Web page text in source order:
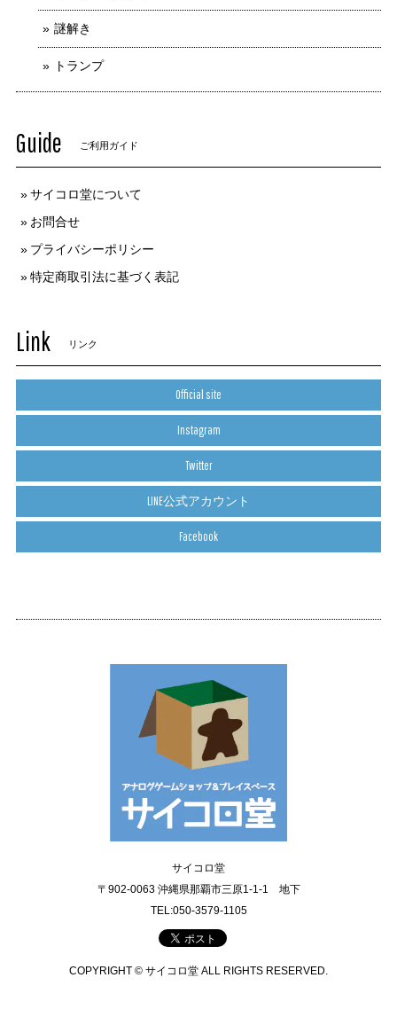
謎解き
トランプ
Guide ご利用ガイド
サイコロ堂について
お問合せ
プライバシーポリシー
特定商取引法に基づく表記
Link リンク
Official site
Instagram
Twitter
LINE公式アカウント
Facebook
サイコロ堂
〒902-0063 沖縄県那覇市三原1-1-1 地下
TEL:050-3579-1105
COPYRIGHT © サイコロ堂 ALL RIGHTS RESERVED.